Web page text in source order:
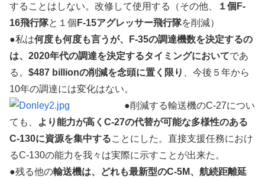
することはしない。改修して使用する（その他、
１個F-
16飛行隊と１個 F-15アグレッサー飛行隊を削減）
●私は何度も何度も言うが、F-35の調達機数を決定するの
は、2020年代の調達を決定するタイミングにおいてであ
る。 $487 billionの削減を念頭に置く限り
、今後５年から
10年の調達には変化はない。
●削減する輸送機のC-27につい
ても、
より能力が高くC-27の代替が可能な多様性のある
C-130に資源を集中することにした。直接支援任務におけ
るC-130の能力を我々は実際に示すことが出来た。
●残る他の輸送機は、どれも最新型のC-5M、航続距離延